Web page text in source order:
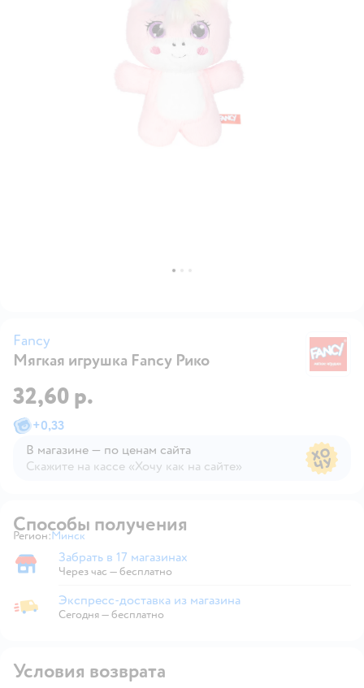
Fancy
Мягкая игрушка Fancy Рико
32,60 р.
+0,33
В магазине — по ценам сайта
Скажите на кассе «Хочу как на сайте»
Способы получения
Регион: Выбор адреса доставки.
Минск
Забрать в магазине
Забрать в 17 магазинах
Через час — бесплатно
Экспресс-доставка из магазина
Экспресс-доставка из магазина
Сегодня—бесплатно
Условия возврата